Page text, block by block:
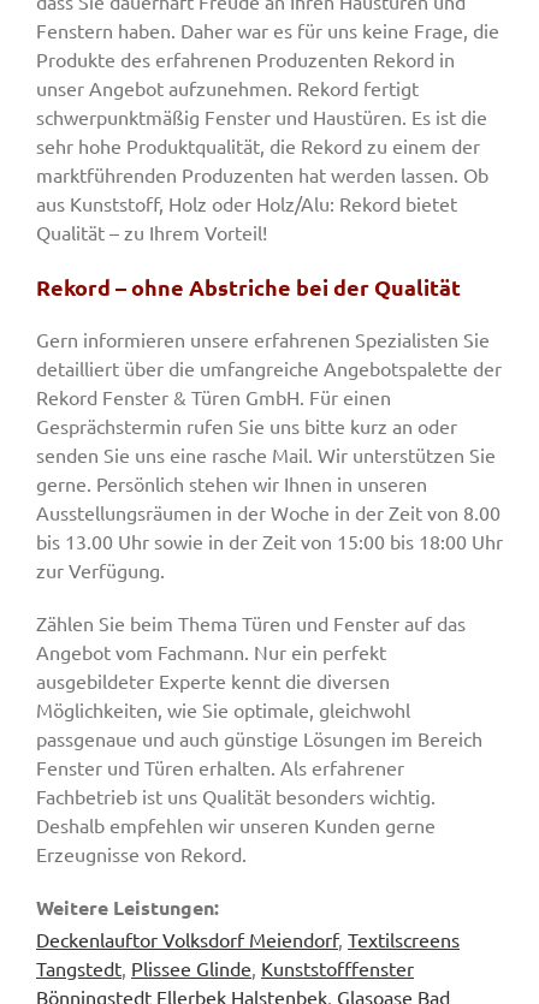
Fenstern haben. Daher war es für uns keine Frage, die
Produkte des erfahrenen Produzenten Rekord in
unser Angebot aufzunehmen. Rekord fertigt
schwerpunktmäßig Fenster und Haustüren. Es ist die
sehr hohe Produktqualität, die Rekord zu einem der
marktführenden Produzenten hat werden lassen. Ob
aus Kunststoff, Holz oder Holz/Alu: Rekord bietet
Qualität – zu Ihrem Vorteil!
Rekord – ohne Abstriche bei der Qualität
Gern informieren unsere erfahrenen Spezialisten Sie
detailliert über die umfangreiche Angebotspalette der
Rekord Fenster & Türen GmbH. Für einen
Gesprächstermin rufen Sie uns bitte kurz an oder
senden Sie uns eine rasche Mail. Wir unterstützen Sie
gerne. Persönlich stehen wir Ihnen in unseren
Ausstellungsräumen in der Woche in der Zeit von 8.00
bis 13.00 Uhr sowie in der Zeit von 15:00 bis 18:00 Uhr
zur Verfügung.
Zählen Sie beim Thema Türen und Fenster auf das
Angebot vom Fachmann. Nur ein perfekt
ausgebildeter Experte kennt die diversen
Möglichkeiten, wie Sie optimale, gleichwohl
passgenaue und auch günstige Lösungen im Bereich
Fenster und Türen erhalten. Als erfahrener
Fachbetrieb ist uns Qualität besonders wichtig.
Deshalb empfehlen wir unseren Kunden gerne
Erzeugnisse von Rekord.
Weitere Leistungen:
Deckenlauftor Volksdorf Meiendorf, Textilscreens
Tangstedt, Plissee Glinde, Kunststofffenster
Bönningstedt Ellerbek Halstenbek, Glasoase Bad